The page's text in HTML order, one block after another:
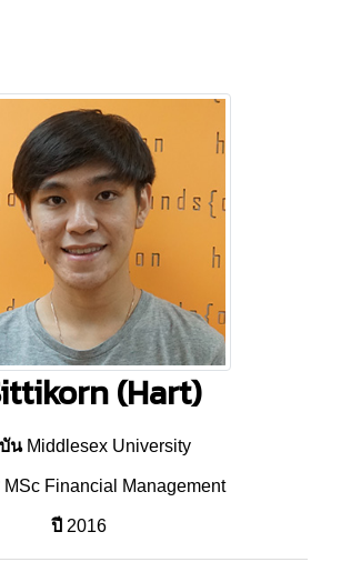
(Hart)
นMiddlesex University
MSc Financial Management
ปี 2016